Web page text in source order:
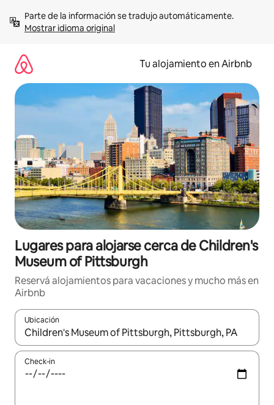
contenidoMostrar idioma original
Tu alojamiento en Airbnb
Lugares para alojarse cerca de Children's
Museum of Pittsburgh
Reservá alojamientos para vacaciones y mucho más en
Airbnb
Ubicación
Cuando los resultados estén disponibles, navegá con las
Check-in